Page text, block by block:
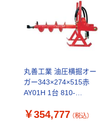
丸善工業 油圧横掘オー
ガー343×274×515赤
AY01H 1台 810-
￥354,777 （税込）